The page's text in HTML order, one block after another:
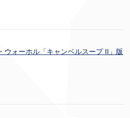
ウォーホル「キャンベルスープ II」版